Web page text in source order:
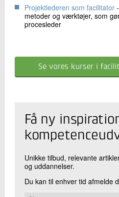
Projektlederen som facilitator
metoder og værktøjer, som
procesleder
Se vores kurser i
Få ny
Unikke tilbud, relevante
og uddannelser.
Du kan til enhver tid afmelde